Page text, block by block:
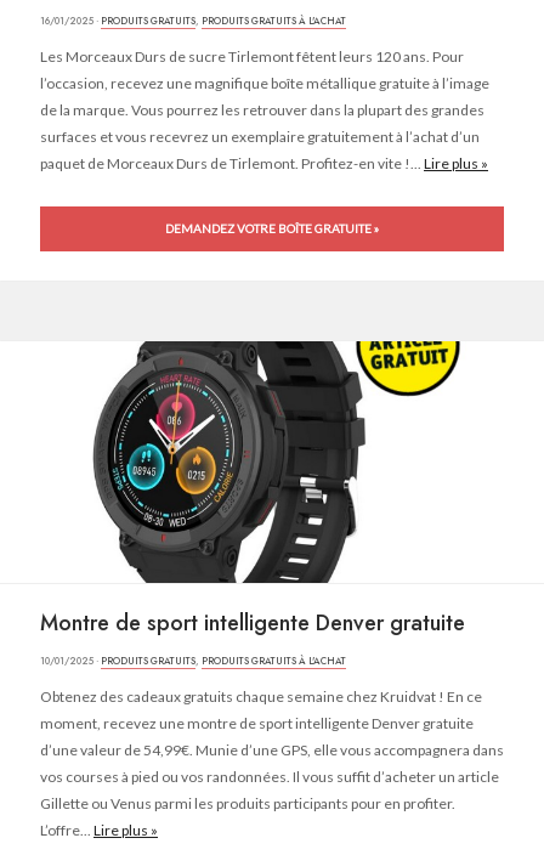
16/01/2025 · PRODUITS GRATUITS, PRODUITS GRATUITS À L'ACHAT
Les Morceaux Durs de sucre Tirlemont fêtent leurs 120 ans. Pour
l’occasion, recevez une magnifique boîte métallique gratuite à l’image
de la marque. Vous pourrez les retrouver dans la plupart des grandes
surfaces et vous recevrez un exemplaire gratuitement à l’achat d’un
paquet de Morceaux Durs de Tirlemont. Profitez-en vite !... Lire plus »
DEMANDEZ VOTRE BOÎTE GRATUITE »
Montre de sport intelligente Denver gratuite
10/01/2025 · PRODUITS GRATUITS, PRODUITS GRATUITS À L'ACHAT
Obtenez des cadeaux gratuits chaque semaine chez Kruidvat ! En ce
moment, recevez une montre de sport intelligente Denver gratuite
d’une valeur de 54,99€. Munie d’une GPS, elle vous accompagnera dans
vos courses à pied ou vos randonnées. Il vous suffit d’acheter un article
Gillette ou Venus parmi les produits participants pour en profiter.
L’offre... Lire plus »